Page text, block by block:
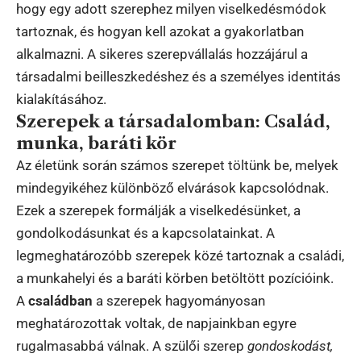
hogy egy adott szerephez milyen viselkedésmódok
tartoznak, és hogyan kell azokat a gyakorlatban
alkalmazni. A sikeres szerepvállalás hozzájárul a
társadalmi beilleszkedéshez és a személyes identitás
kialakításához.
Szerepek a társadalomban: Család,
munka, baráti kör
Az életünk során számos szerepet töltünk be, melyek
mindegyikéhez különböző elvárások kapcsolódnak.
Ezek a szerepek formálják a viselkedésünket, a
gondolkodásunkat és a kapcsolatainkat. A
legmeghatározóbb szerepek közé tartoznak a családi,
a munkahelyi és a baráti körben betöltött pozícióink.
A családban a szerepek hagyományosan
meghatározottak voltak, de napjainkban egyre
rugalmasabbá válnak. A szülői szerep gondoskodást,